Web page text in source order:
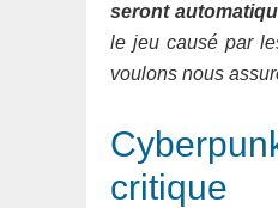
seront
le jeu causé par
voulons nous
critique